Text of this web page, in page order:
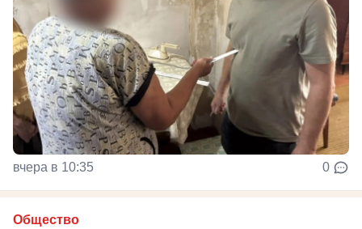
вчера в 10:35 0
Общество